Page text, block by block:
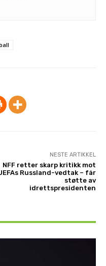
NESTE ARTIKKEL
NFF retter skarp kritikk mot
Russland-vedtak – får
støtte av
idrettspresidenten